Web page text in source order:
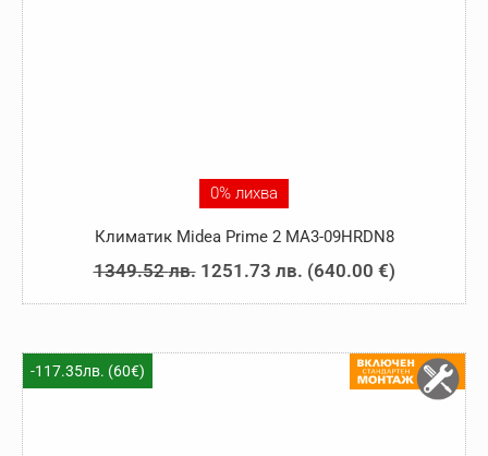
0% лихва
Климатик Midea Prime 2 MA3-09HRDN8
1349.52лв. Original
price
1251.73 лв.Текущата
цена
1251.73 лв..
(640.00 €)
-117.35лв. (60€)